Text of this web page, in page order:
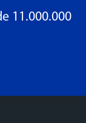
11.000.000